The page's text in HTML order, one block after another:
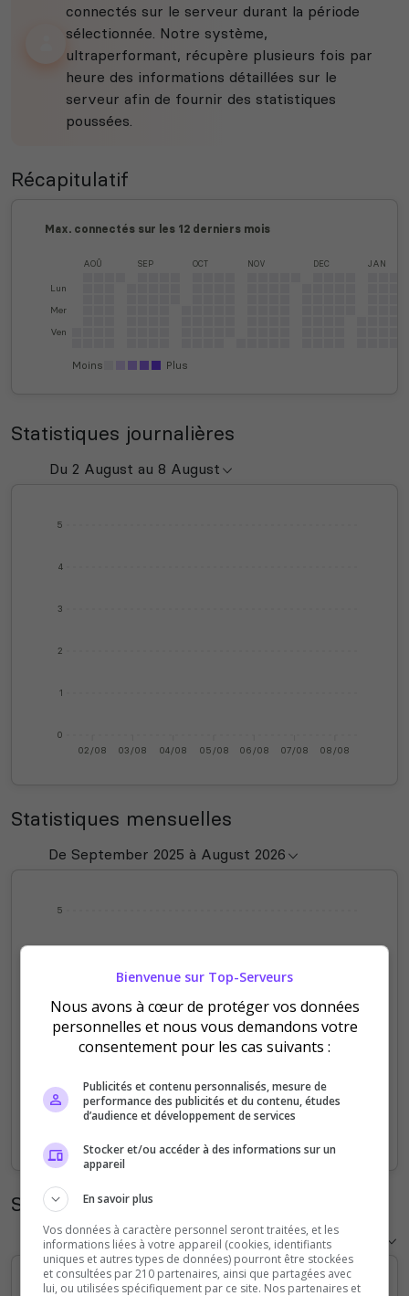
connectés sur le serveur durant la période
sélectionnée. Notre système,
ultraperformant, récupère plusieurs fois par
heure des informations détaillées sur le
serveur afin de fournir des statistiques
poussées.
Récapitulatif
Max. connectés sur les 12 derniers mois
Lun
Mer
Ven
AOÛ SEP OCT NOV DEC JAN
Moins Plus
Statistiques journalières
0
1
2
3
4
5
02/08 03/08 04/08 05/08 06/08 07/08 08/08
Statistiques mensuelles
2
5
Statistiques horaires
Bienvenue sur Top-Serveurs
Nous avons à cœur de protéger vos données
personnelles et nous vous demandons votre
consentement pour les cas suivants :
Publicités et contenu personnalisés, mesure de
performance des publicités et du contenu, études
d’audience et développement de services
Stocker et/ou accéder à des informations sur un
appareil
En savoir plus
Vos données à caractère personnel seront traitées, et les
informations liées à votre appareil (cookies, identifiants
uniques et autres types de données) pourront être stockées
et consultées par 210 partenaires, ainsi que partagées avec
lui, ou utilisées spécifiquement par ce site. Nos partenaires et